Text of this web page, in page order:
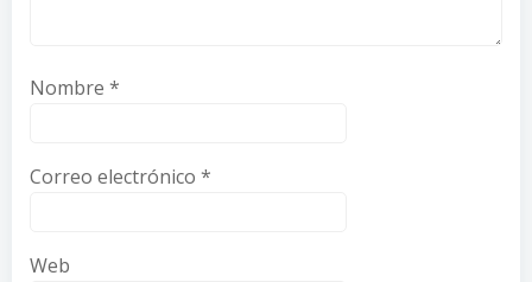
Nombre *
Correo electrónico *
Web